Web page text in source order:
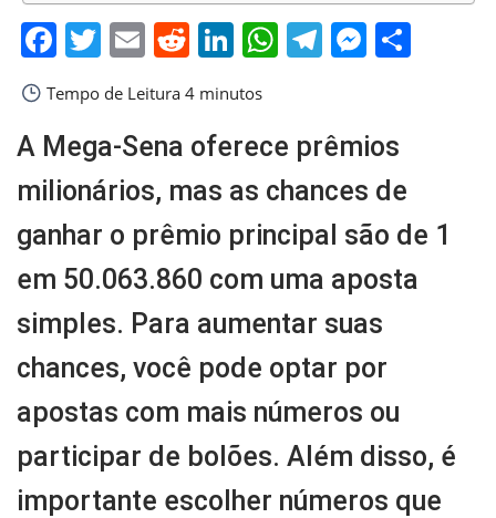
Facebook
Twitter
EmailReddit
LinkedIn
WhatsApp
Telegram
Tempo de Leitura 4 minutos
A Mega-Sena oferece prêmios
milionários, mas as chances de
ganhar o prêmio principal são de 1
em 50.063.860 com uma aposta
simples. Para aumentar suas
chances, você pode optar por
apostas com mais números ou
participar de bolões. Além disso, é
importante escolher números que